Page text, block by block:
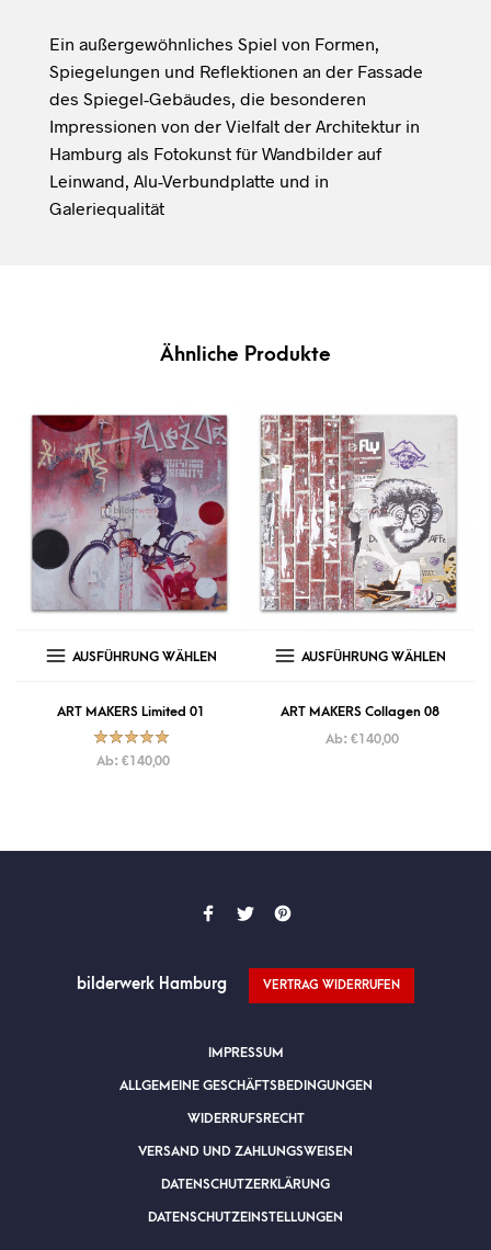
Ein außergewöhnliches Spiel von Formen,
Spiegelungen und Reflektionen an der Fassade
des Spiegel-Gebäudes, die besonderen
Impressionen von der Vielfalt der Architektur in
Hamburg als Fotokunst für Wandbilder auf
Leinwand, Alu-Verbundplatte und in
Galeriequalität
Ähnliche Produkte
AUSFÜHRUNG WÄHLEN
ART MAKERS Limited 01
Bewertet mit
5.00von
Ab: €140,00
AUSFÜHRUNG WÄHLEN
ART MAKERS Collagen 08
Ab: €140,00
bilderwerk Hamburg VERTRAG WIDERRUFEN
IMPRESSUM
ALLGEMEINE GESCHÄFTSBEDINGUNGEN
WIDERRUFSRECHT
VERSAND UND ZAHLUNGSWEISEN
DATENSCHUTZERKLÄRUNG
DATENSCHUTZEINSTELLUNGEN